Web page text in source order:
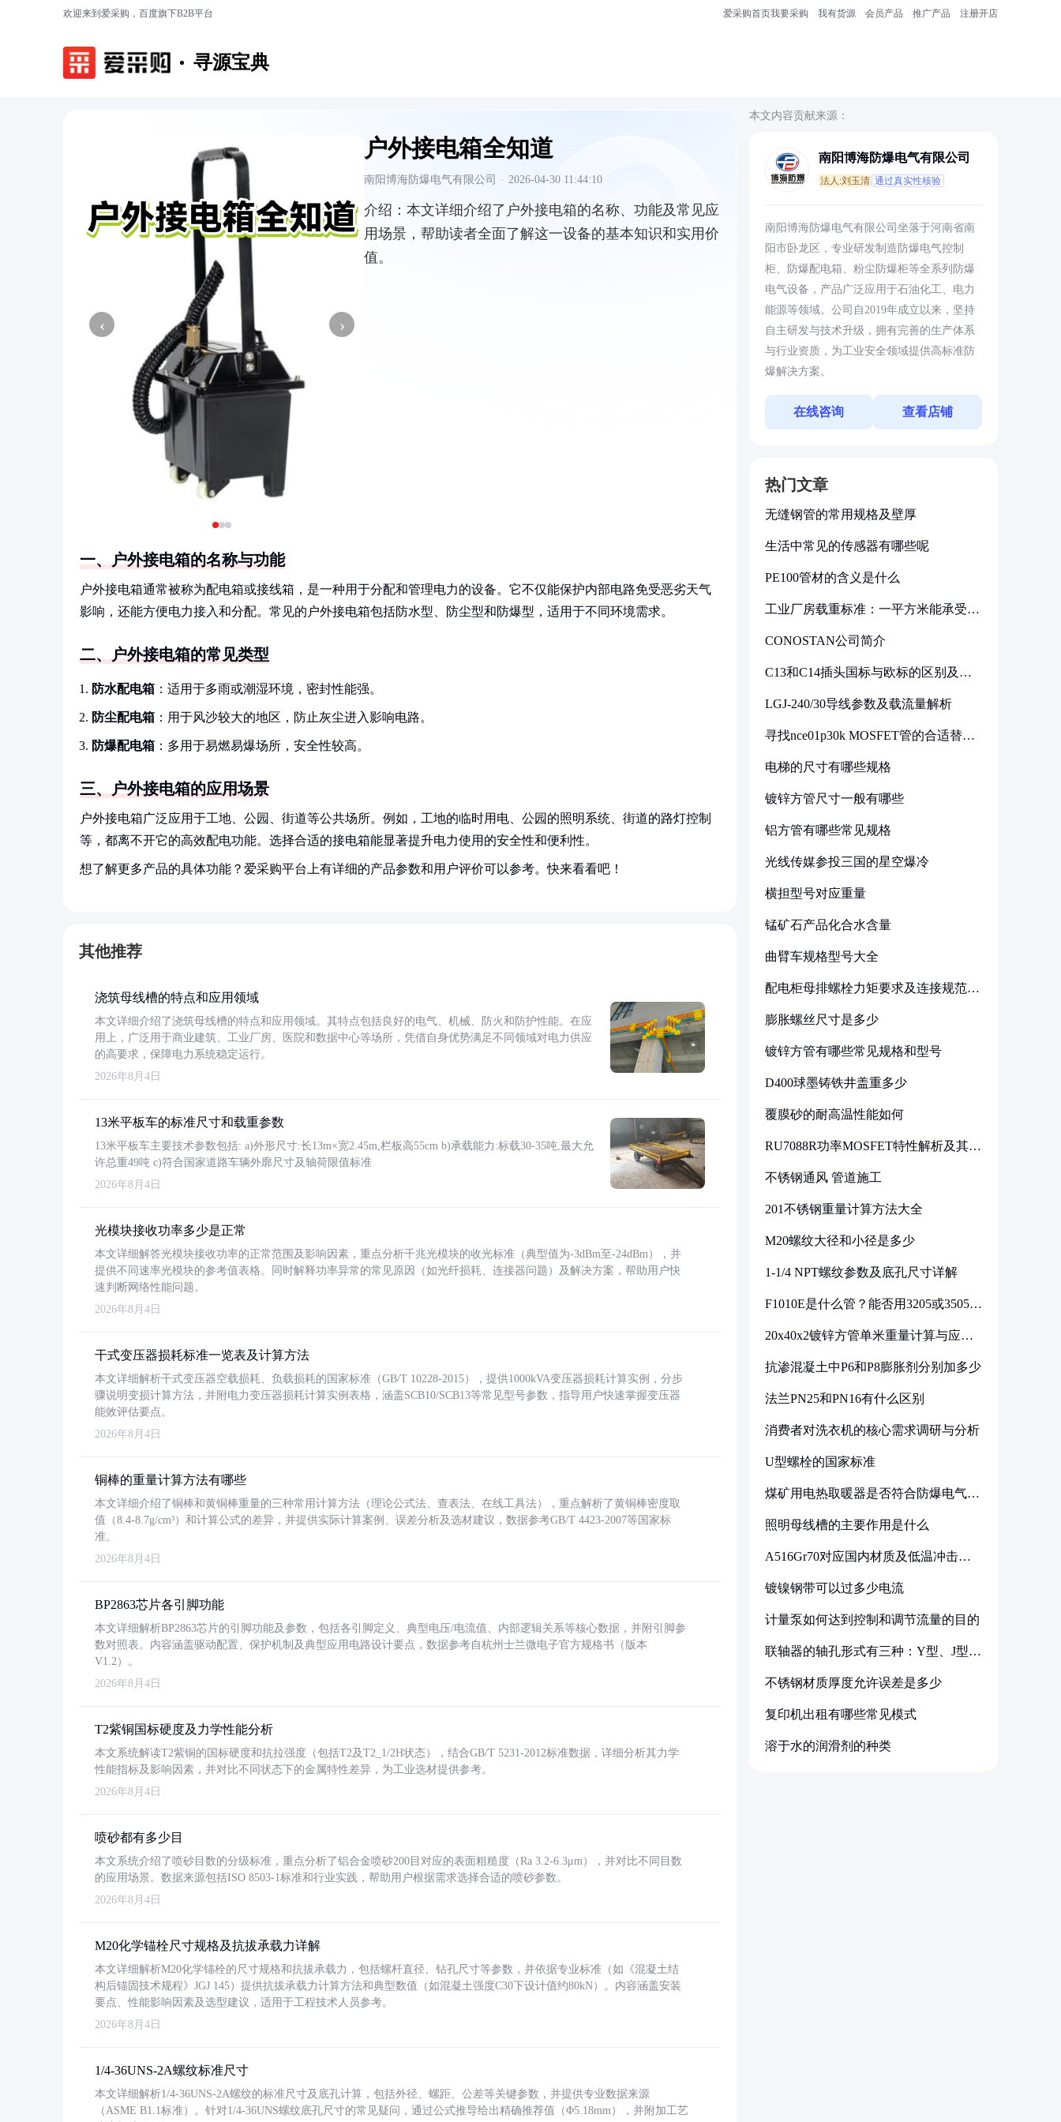
欢迎来到爱采购，百度旗下B2B平台 爱采购首页我要采购 我有货源 会员产品 推广产品 注册开店
寻源宝典
‹ ›
户外接电箱全知道
南阳博海防爆电气有限公司 · 2026-04-30 11:44:10
介绍： 本文详细介绍了户外接电箱的名称、功能及常见应
用场景，帮助读者全面了解这一设备的基本知识和实用价
值。
一、户外接电箱的名称与功能
户外接电箱通常被称为配电箱或接线箱，是一种用于分配和管理电力的设备。它不仅能保护内部电路免受恶劣天气
影响，还能方便电力接入和分配。常见的户外接电箱包括防水型、防尘型和防爆型，适用于不同环境需求。
二、户外接电箱的常见类型
防水配电箱 ：适用于多雨或潮湿环境，密封性能强。
防尘配电箱 ：用于风沙较大的地区，防止灰尘进入影响电路。
防爆配电箱 ：多用于易燃易爆场所，安全性较高。
三、户外接电箱的应用场景
户外接电箱广泛应用于工地、公园、街道等公共场所。例如，工地的临时用电、公园的照明系统、街道的路灯控制
等，都离不开它的高效配电功能。选择合适的接电箱能显著提升电力使用的安全性和便利性。
想了解更多产品的具体功能？爱采购平台上有详细的产品参数和用户评价可以参考。快来看看吧！
其他推荐
浇筑母线槽的特点和应用领域
本文详细介绍了浇筑母线槽的特点和应用领域。其特点包括良好的电气、机械、防火和防护性能。在应
用上，广泛用于商业建筑、工业厂房、医院和数据中心等场所，凭借自身优势满足不同领域对电力供应
的高要求，保障电力系统稳定运行。
2026年8月4日
13米平板车的标准尺寸和载重参数
13米平板车主要技术参数包括: a)外形尺寸:长13m×宽2.45m,栏板高55cm b)承载能力:标载30-35吨,最大允
许总重49吨 c)符合国家道路车辆外廓尺寸及轴荷限值标准
2026年8月4日
光模块接收功率多少是正常
本文详细解答光模块接收功率的正常范围及影响因素，重点分析千兆光模块的收光标准（典型值为-3dBm至-24dBm），并
提供不同速率光模块的参考值表格。同时解释功率异常的常见原因（如光纤损耗、连接器问题）及解决方案，帮助用户快
速判断网络性能问题。
2026年8月4日
干式变压器损耗标准一览表及计算方法
本文详细解析干式变压器空载损耗、负载损耗的国家标准（GB/T 10228-2015），提供1000kVA变压器损耗计算实例，分步
骤说明变损计算方法，并附电力变压器损耗计算实例表格，涵盖SCB10/SCB13等常见型号参数，指导用户快速掌握变压器
能效评估要点。
2026年8月4日
铜棒的重量计算方法有哪些
本文详细介绍了铜棒和黄铜棒重量的三种常用计算方法（理论公式法、查表法、在线工具法），重点解析了黄铜棒密度取
值（8.4-8.7g/cm³）和计算公式的差异，并提供实际计算案例、误差分析及选材建议，数据参考GB/T 4423-2007等国家标
准。
2026年8月4日
BP2863芯片各引脚功能
本文详细解析BP2863芯片的引脚功能及参数，包括各引脚定义、典型电压/电流值、内部逻辑关系等核心数据，并附引脚参
数对照表。内容涵盖驱动配置、保护机制及典型应用电路设计要点，数据参考自杭州士兰微电子官方规格书（版本
V1.2）。
2026年8月4日
T2紫铜国标硬度及力学性能分析
本文系统解读T2紫铜的国标硬度和抗拉强度（包括T2及T2_1/2H状态），结合GB/T 5231-2012标准数据，详细分析其力学
性能指标及影响因素，并对比不同状态下的金属特性差异，为工业选材提供参考。
2026年8月4日
喷砂都有多少目
本文系统介绍了喷砂目数的分级标准，重点分析了铝合金喷砂200目对应的表面粗糙度（Ra 3.2-6.3μm），并对比不同目数
的应用场景。数据来源包括ISO 8503-1标准和行业实践，帮助用户根据需求选择合适的喷砂参数。
2026年8月4日
M20化学锚栓尺寸规格及抗拔承载力详解
本文详细解析M20化学锚栓的尺寸规格和抗拔承载力，包括螺杆直径、钻孔尺寸等参数，并依据专业标准（如《混凝土结
构后锚固技术规程》JGJ 145）提供抗拔承载力计算方法和典型数值（如混凝土强度C30下设计值约80kN）。内容涵盖安装
要点、性能影响因素及选型建议，适用于工程技术人员参考。
2026年8月4日
1/4-36UNS-2A螺纹标准尺寸
本文详细解析1/4-36UNS-2A螺纹的标准尺寸及底孔计算，包括外径、螺距、公差等关键参数，并提供专业数据来源
（ASME B1.1标准）。针对1/4-36UNS螺纹底孔尺寸的常见疑问，通过公式推导给出精确推荐值（Φ5.18mm），并附加工艺
本文内容贡献来源：
南阳博海防爆电气有限公司
法人:刘玉清 通过真实性核验
南阳博海防爆电气有限公司坐落于河南省南
阳市卧龙区，专业研发制造防爆电气控制
柜、防爆配电箱、粉尘防爆柜等全系列防爆
电气设备，产品广泛应用于石油化工、电力
能源等领域。公司自2019年成立以来，坚持
自主研发与技术升级，拥有完善的生产体系
与行业资质，为工业安全领域提供高标准防
爆解决方案。
在线咨询 查看店铺
热门文章
无缝钢管的常用规格及壁厚
生活中常见的传感器有哪些呢
PE100管材的含义是什么
工业厂房载重标准：一平方米能承受多
CONOSTAN公司简介
C13和C14插头国标与欧标的区别及其
LGJ-240/30导线参数及载流量解析
寻找nce01p30k MOSFET管的合适替代
电梯的尺寸有哪些规格
镀锌方管尺寸一般有哪些
铝方管有哪些常见规格
光线传媒参投三国的星空爆冷
横担型号对应重量
锰矿石产品化合水含量
曲臂车规格型号大全
配电柜母排螺栓力矩要求及连接规范详
膨胀螺丝尺寸是多少
镀锌方管有哪些常见规格和型号
D400球墨铸铁井盖重多少
覆膜砂的耐高温性能如何
RU7088R功率MOSFET特性解析及其在
不锈钢通风 管道施工
201不锈钢重量计算方法大全
M20螺纹大径和小径是多少
1-1/4 NPT螺纹参数及底孔尺寸详解
F1010E是什么管？能否用3205或3505代
20x40x2镀锌方管单米重量计算与应用
抗渗混凝土中P6和P8膨胀剂分别加多少
法兰PN25和PN16有什么区别
消费者对洗衣机的核心需求调研与分析
U型螺栓的国家标准
煤矿用电热取暖器是否符合防爆电气设
照明母线槽的主要作用是什么
A516Gr70对应国内材质及低温冲击要
镀镍钢带可以过多少电流
计量泵如何达到控制和调节流量的目的
联轴器的轴孔形式有三种：Y型、J型、
不锈钢材质厚度允许误差是多少
复印机出租有哪些常见模式
溶于水的润滑剂的种类